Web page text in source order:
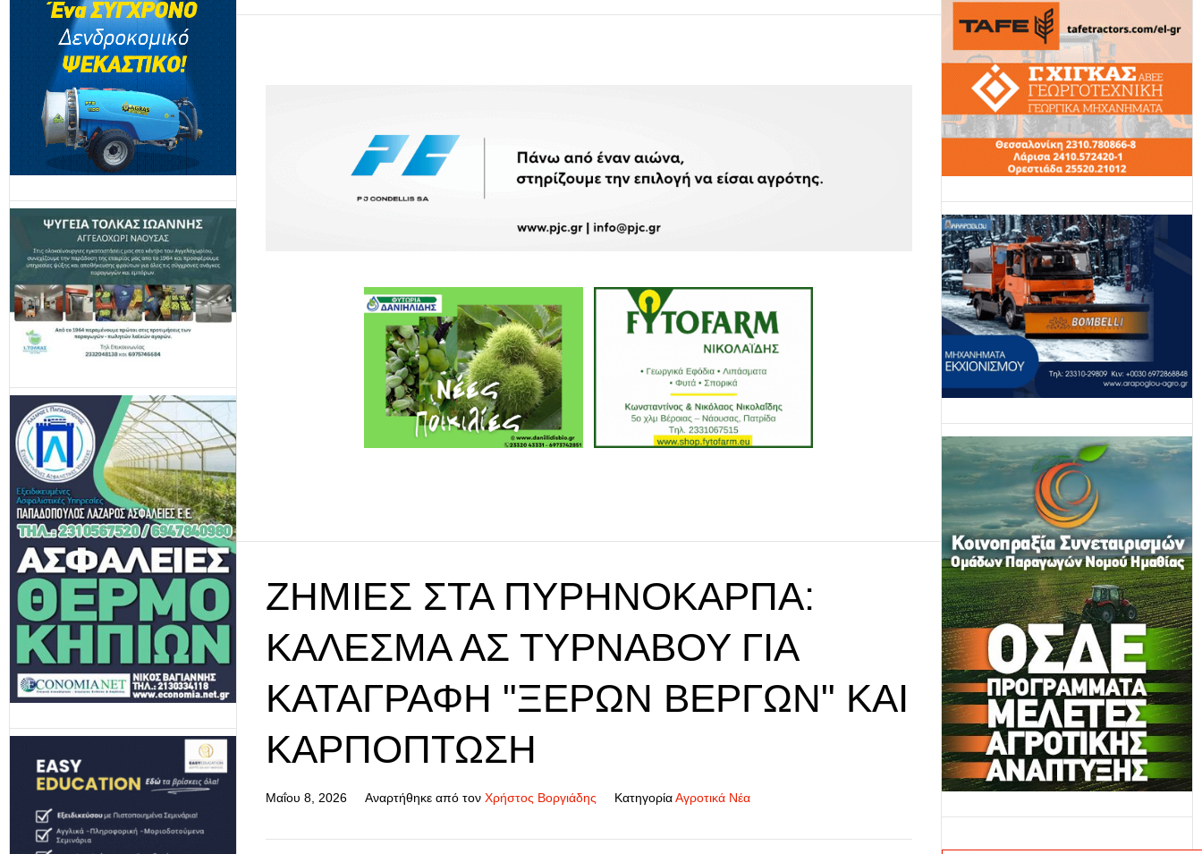
ΖΗΜΙΈΣ ΣΤΑ ΠΥΡΗΝΌΚΑΡΠΑ:
ΚΆΛΕΣΜΑ ΑΣ ΤΥΡΝΆΒΟΥ ΓΙΑ
ΚΑΤΑΓΡΑΦΉ "ΞΕΡΏΝ ΒΕΡΓΏΝ" ΚΑΙ
ΚΑΡΠΌΠΤΩΣΗ
Μαΐου 8, 2026 Αναρτήθηκε από τον Χρήστος Βοργιάδης Κατηγορία Αγροτικά Νέα